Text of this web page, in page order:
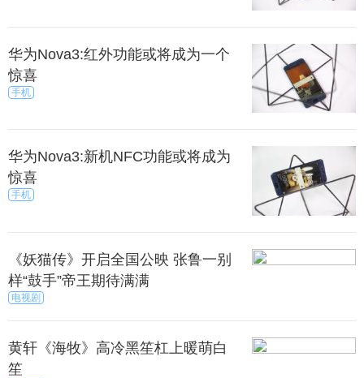
华为Nova3:红外功能或将成为一个
惊喜
手机
华为Nova3:新机NFC功能或将成为
惊喜
手机
《妖猫传》开启全国公映 张鲁一别
样“鼓手”帝王期待满满
电视剧
黄轩《海牧》高冷黑笙杠上暖萌白
笙